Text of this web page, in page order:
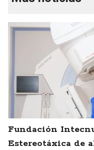
Fundación
Estereotáxica de